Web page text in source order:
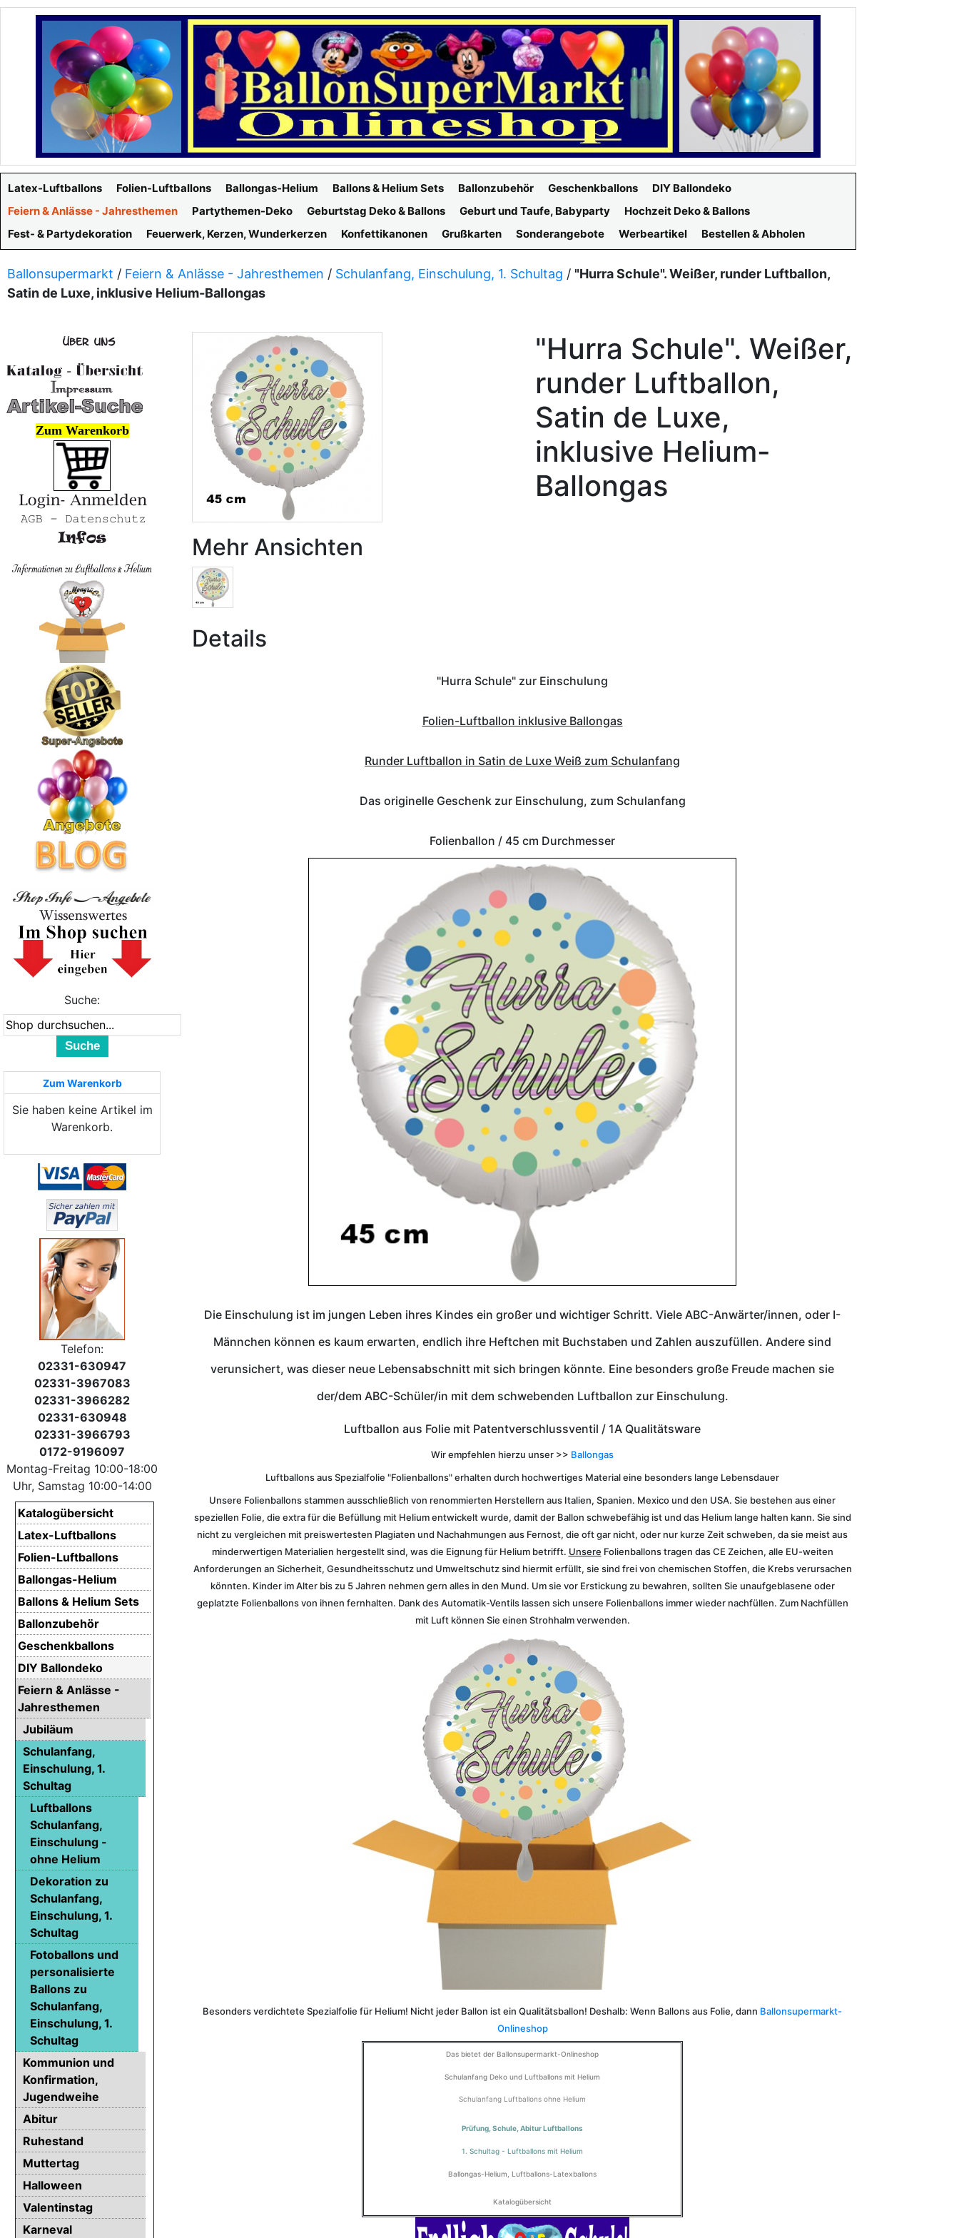
Latex-Luftballons Folien-Luftballons Ballongas-Helium Ballons & Helium Sets Ballonzubehör Geschenkballons
DIY Ballondeko
Feiern & Anlässe - Jahresthemen
Partythemen-Deko Geburtstag Deko & Ballons Geburt und Taufe, Babyparty
Hochzeit Deko & Ballons
Fest- & Partydekoration
Feuerwerk, Kerzen, Wunderkerzen Konfettikanonen Grußkarten Sonderangebote Werbeartikel Bestellen & Abholen
Ballonsupermarkt / Feiern & Anlässe - Jahresthemen / Schulanfang, Einschulung, 1. Schultag / "Hurra Schule". Weißer, runder Luftballon,
Satin de Luxe, inklusive Helium-Ballongas
"Hurra Schule". Weißer,
runder Luftballon,
Satin de Luxe,
inklusive Helium-
Ballongas
Mehr Ansichten
Details
"Hurra Schule" zur Einschulung
Folien-Luftballon inklusive Ballongas
Runder Luftballon in Satin de Luxe Weiß zum Schulanfang
Das originelle Geschenk zur Einschulung, zum Schulanfang
Folienballon / 45 cm Durchmesser
Die Einschulung ist im jungen Leben ihres Kindes ein großer und wichtiger Schritt. Viele ABC-Anwärter/innen, oder I-
Männchen können es kaum erwarten, endlich ihre Heftchen mit Buchstaben und Zahlen auszufüllen. Andere sind
verunsichert, was dieser neue Lebensabschnitt mit sich bringen könnte. Eine besonders große Freude machen sie
der/dem ABC-Schüler/in mit dem schwebenden Luftballon zur Einschulung.
Luftballon aus Folie mit Patentverschlussventil / 1A Qualitätsware
Wir empfehlen hierzu unser >> Ballongas
Luftballons aus Spezialfolie "Folienballons" erhalten durch hochwertiges Material eine besonders lange Lebensdauer
Unsere Folienballons stammen ausschließlich von renommierten Herstellern aus Italien, Spanien. Mexico und den USA. Sie bestehen aus einer
speziellen Folie, die extra für die Befüllung mit Helium entwickelt wurde, damit der Ballon schwebefähig ist und das Helium lange halten kann. Sie sind
nicht zu vergleichen mit preiswertesten Plagiaten und Nachahmungen aus Fernost, die oft gar nicht, oder nur kurze Zeit schweben, da sie meist aus
minderwertigen Materialien hergestellt sind, was die Eignung für Helium betrifft. Unsere Folienballons tragen das CE Zeichen, alle EU-weiten
Anforderungen an Sicherheit, Gesundheitsschutz und Umweltschutz sind hiermit erfüllt, sie sind frei von chemischen Stoffen, die Krebs verursachen
könnten. Kinder im Alter bis zu 5 Jahren nehmen gern alles in den Mund. Um sie vor Erstickung zu bewahren, sollten Sie unaufgeblasene oder
geplatzte Folienballons von ihnen fernhalten. Dank des Automatik-Ventils lassen sich unsere Folienballons immer wieder nachfüllen. Zum Nachfüllen
mit Luft können Sie einen Strohhalm verwenden.
Besonders verdichtete Spezialfolie für Helium! Nicht jeder Ballon ist ein Qualitätsballon! Deshalb: Wenn Ballons aus Folie, dann Ballonsupermarkt-
Onlineshop
Das bietet der Ballonsupermarkt-Onlineshop
Schulanfang Deko und Luftballons mit Helium
Schulanfang Luftballons ohne Helium
Prüfung, Schule, Abitur Luftballons
1. Schultag - Luftballons mit Helium
Ballongas-Helium Luftballons-Latexballons
Katalogübersicht
Zum Warenkorb
Suche:
Suche
Zum Warenkorb
Sie haben keine Artikel im
Warenkorb.
Telefon:
02331-630947
02331-3967083
02331-3966282
02331-630948
02331-3966793
0172-9196097
Montag-Freitag 10:00-18:00
Uhr, Samstag 10:00-14:00
Katalogübersicht
Latex-Luftballons
Folien-Luftballons
Ballongas-Helium
Ballons & Helium Sets
Ballonzubehör
Geschenkballons
DIY Ballondeko
Feiern & Anlässe -
Jahresthemen
Jubiläum
Schulanfang,
Einschulung, 1.
Schultag
Luftballons
Schulanfang,
Einschulung -
ohne Helium
Dekoration zu
Schulanfang,
Einschulung, 1.
Schultag
Fotoballons und
personalisierte
Ballons zu
Schulanfang,
Einschulung, 1.
Schultag
Kommunion und
Konfirmation,
Jugendweihe
Abitur
Ruhestand
Muttertag
Halloween
Valentinstag
Karneval